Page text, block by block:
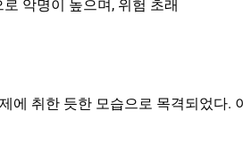
악명이 높으며, 위험 초래
에 취한 듯한 모습으로 목격되었다.